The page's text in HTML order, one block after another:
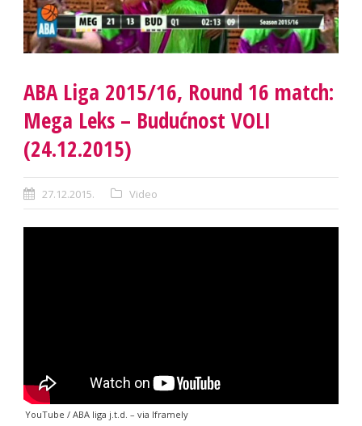
ABA Liga 2015/16, Round 16 match:
Mega Leks – Budućnost VOLI
(24.12.2015)
27.12.2015. Video
YouTube / ABA liga j.t.d. – via Iframely